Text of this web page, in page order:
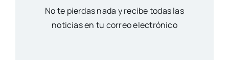
No te pierdas nada y recibe todas las
noticias en tu correo electrónico